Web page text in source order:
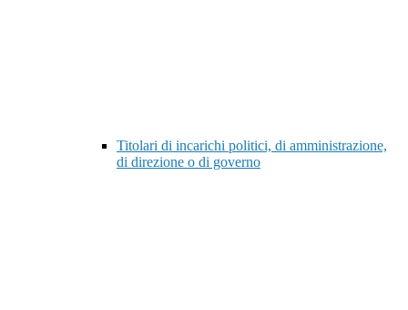
Titolari di incarichi politici, di amministrazione,
di direzione o di governo